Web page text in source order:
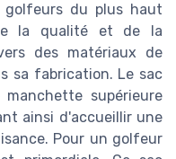
golfeurs du plus haut
la qualité et de la
des matériaux de
sa fabrication. Le sac
supérieure
ainsi d'accueillir une
Pour un golfeur